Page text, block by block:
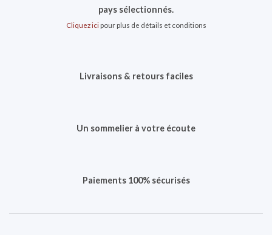
pays sélectionnés.
Cliquez icipour plus de détails et conditions
Livraisons & retours faciles
Un sommelier à votre écoute
Paiements 100% sécurisés